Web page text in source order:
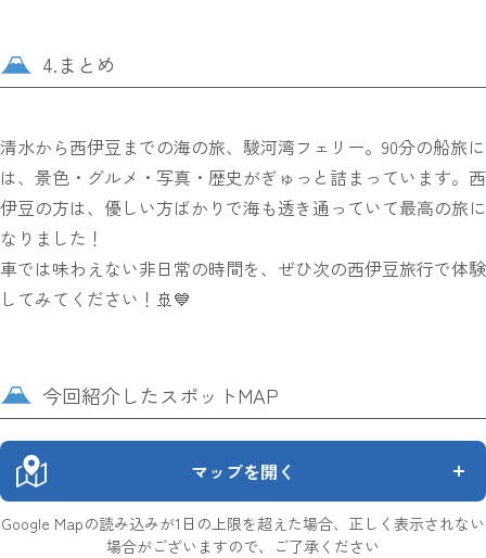
4.まとめ
清水から西伊豆までの海の旅、駿河湾フェリー。90分の船旅に
は、景色・グルメ・写真・歴史がぎゅっと詰まっています。西
伊豆の方は、優しい方ばかりで海も透き通っていて最高の旅に
なりました！
車では味わえない非日常の時間を、ぜひ次の西伊豆旅行で体験
してみてください！🚢💙
今回紹介したスポットMAP
マップを開く
Google Mapの読み込みが1日の上限を超えた場合、正しく表示されない
場合がございますので、ご了承ください